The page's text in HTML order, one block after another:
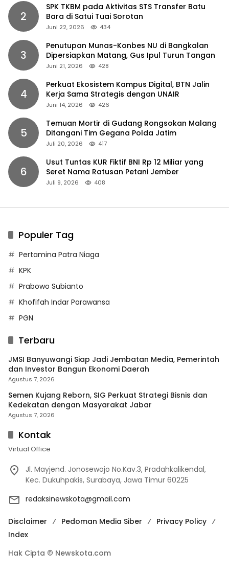
2
SPK TKBM pada Aktivitas STS Transfer Batu
Bara di Satui Tuai Sorotan
Juni 22, 2026 434
3
Penutupan Munas-Konbes NU di Bangkalan
Dipersiapkan Matang, Gus Ipul Turun Tangan
Juni 21, 2026 428
4
Perkuat Ekosistem Kampus Digital, BTN Jalin
Kerja Sama Strategis dengan UNAIR
Juni 14, 2026 426
5
Temuan Mortir di Gudang Rongsokan Malang
Ditangani Tim Gegana Polda Jatim
Juli 20, 2026 417
6
Usut Tuntas KUR Fiktif BNI Rp 12 Miliar yang
Seret Nama Ratusan Petani Jember
Juli 9, 2026 408
Populer Tag
Pertamina Patra Niaga
KPK
Prabowo Subianto
Khofifah Indar Parawansa
PGN
Terbaru
JMSI Banyuwangi Siap Jadi Jembatan Media, Pemerintah
dan Investor Bangun Ekonomi Daerah
Agustus 7, 2026
Semen Kujang Reborn, SIG Perkuat Strategi Bisnis dan
Kedekatan dengan Masyarakat Jabar
Agustus 7, 2026
Kontak
Virtual Office
Jl. Mayjend. Jonosewojo No.Kav.3, Pradahkalikendal,
Kec. Dukuhpakis, Surabaya, Jawa Timur 60225
redaksinewskota@gmail.com
Disclaimer Pedoman Media Siber
Privacy Policy
Index
Hak Cipta © Newskota.com